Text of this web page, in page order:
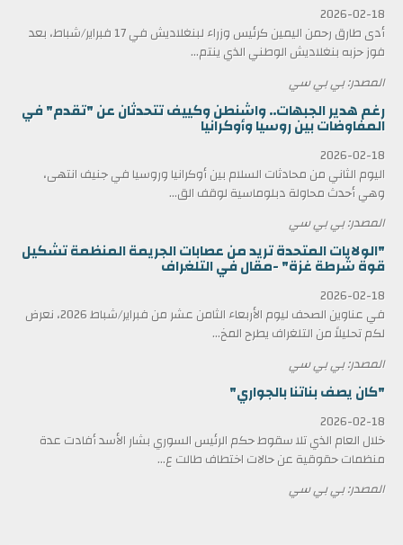
2026-02-18
أدى طارق رحمن اليمين كرئيس وزراء لبنغلاديش في 17 فبراير/شباط، بعد
فوز حزبه بنغلاديش الوطني الذي ينتم...
المصدر: بي بي سي
رغم هدير الجبهات.. واشنطن وكييف تتحدثان عن "تقدم" في
المفاوضات بين روسيا وأوكرانيا
2026-02-18
اليوم الثاني من محادثات السلام بين أوكرانيا وروسيا في جنيف انتهى،
وهي أحدث محاولة دبلوماسية لوقف الق...
المصدر: بي بي سي
"الولايات المتحدة تريد من عصابات الجريمة المنظمة تشكيل
قوة شرطة غزة" -مقال في التلغراف
2026-02-18
في عناوين الصحف ليوم الأربعاء الثامن عشر من فبراير/شباط 2026، نعرض
لكم تحليلاً من التلغراف يطرح المخ...
المصدر: بي بي سي
"كان يصف بناتنا بالجواري"
2026-02-18
خلال العام الذي تلا سقوط حكم الرئيس السوري بشار الأسد أفادت عدة
منظمات حقوقية عن حالات اختطاف طالت ع...
المصدر: بي بي سي